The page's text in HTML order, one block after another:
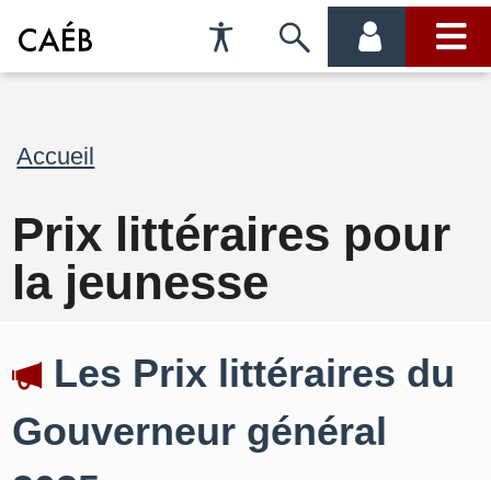
Préférences
d'accessibilité
Passer
menu
menu
Fil
Accueil
Prix littéraires pour
la jeunesse
Les Prix littéraires du
Gouverneur général